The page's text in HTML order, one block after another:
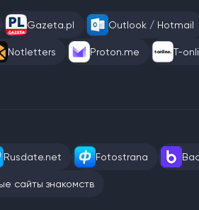
Gazeta.pl Outlook / Hotmail
Notletters Proton.me T-
Rusdate.net Fotostrana
сайты знакомств